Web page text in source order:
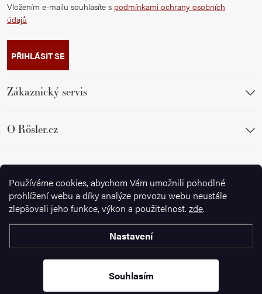
Používáme cookies, abychom Vám umožnili pohodlné
prohlížení webu a díky analýze provozu webu neustále
zlepšovali jeho funkce, výkon a použitelnost. zde.
Nastavení
Souhlasím
Vložením e-mailu souhlasíte s podmínkami ochrany osobních
údajů
PŘIHLÁSIT SE
Zákaznický servis
O Rösler.cz
Sledujte nás